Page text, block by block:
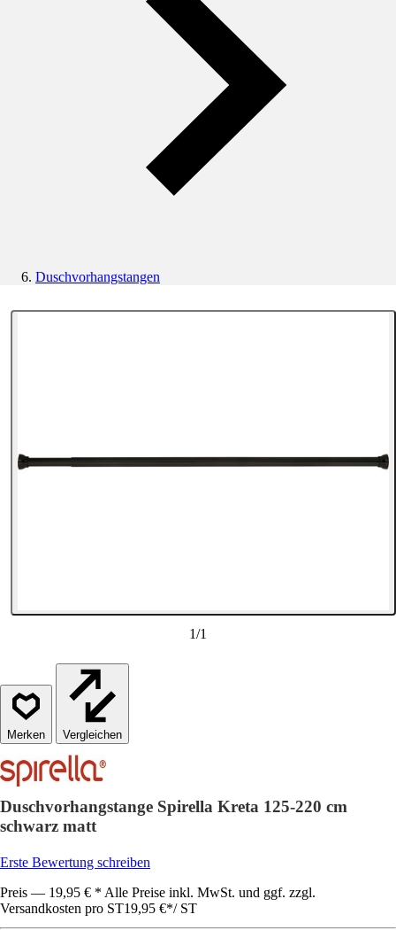
Duschvorhangstangen
1/1
Vergleichen
Duschvorhangstange Spirella Kreta 125-220 cm
schwarz matt
Erste Bewertung schreiben
Preis — 19,95 € * Alle Preise inkl. MwSt. und ggf. zzgl.
Versandkosten pro ST19,95 €*/ ST